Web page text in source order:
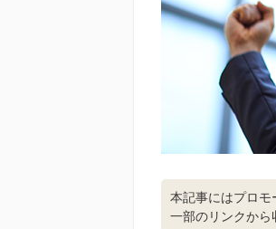
本記事にはプロモ
一部のリンクから